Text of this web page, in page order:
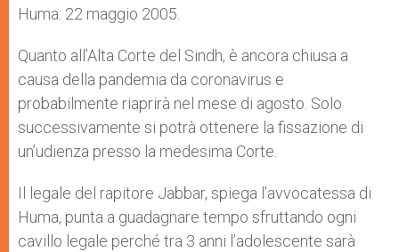
Huma: 22 maggio 2005.
Quanto all’Alta Corte del Sindh, è ancora chiusa a
causa della pandemia da coronavirus e
probabilmente riaprirà nel mese di agosto. Solo
successivamente si potrà ottenere la fissazione di
un’udienza presso la medesima Corte.
Il legale del rapitore Jabbar, spiega l’avvocatessa di
Huma, punta a guadagnare tempo sfruttando ogni
cavillo legale perché tra 3 anni l’adolescente sarà